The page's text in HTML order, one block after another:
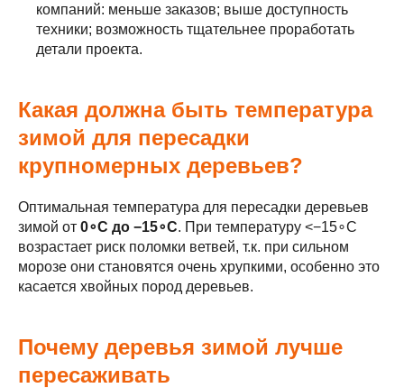
компаний: меньше заказов; выше доступность
техники; возможность тщательнее проработать
детали проекта.
Какая должна быть температура
зимой для пересадки
крупномерных деревьев?
Оптимальная температура для пересадки деревьев
зимой от 0∘C до −15∘C. При температуру <−15∘C
возрастает риск поломки ветвей, т.к. при сильном
морозе они становятся очень хрупкими, особенно это
касается хвойных пород деревьев.
Почему деревья зимой лучше
пересаживать